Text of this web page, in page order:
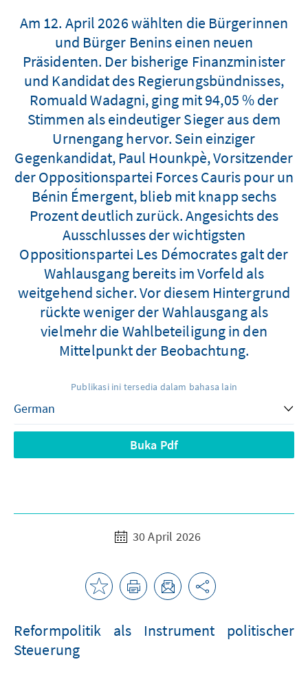
Am 12. April 2026 wählten die Bürgerinnen
und Bürger Benins einen neuen
Präsidenten. Der bisherige Finanzminister
und Kandidat des Regierungsbündnisses,
Romuald Wadagni, ging mit 94,05 % der
Stimmen als eindeutiger Sieger aus dem
Urnengang hervor. Sein einziger
Gegenkandidat, Paul Hounkpè, Vorsitzender
der Oppositionspartei Forces Cauris pour un
Bénin Émergent, blieb mit knapp sechs
Prozent deutlich zurück. Angesichts des
Ausschlusses der wichtigsten
Oppositionspartei Les Démocrates galt der
Wahlausgang bereits im Vorfeld als
weitgehend sicher. Vor diesem Hintergrund
rückte weniger der Wahlausgang als
vielmehr die Wahlbeteiligung in den
Mittelpunkt der Beobachtung.
Publikasi ini tersedia dalam bahasa lain
Buka Pdf
30 April 2026
Reformpolitik als Instrument politischer
Steuerung